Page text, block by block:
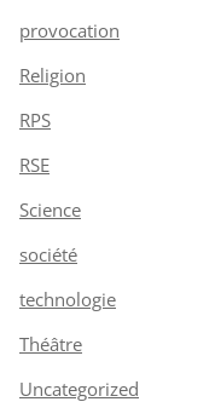
provocation
Religion
RPS
RSE
Science
société
technologie
Théâtre
Uncategorized